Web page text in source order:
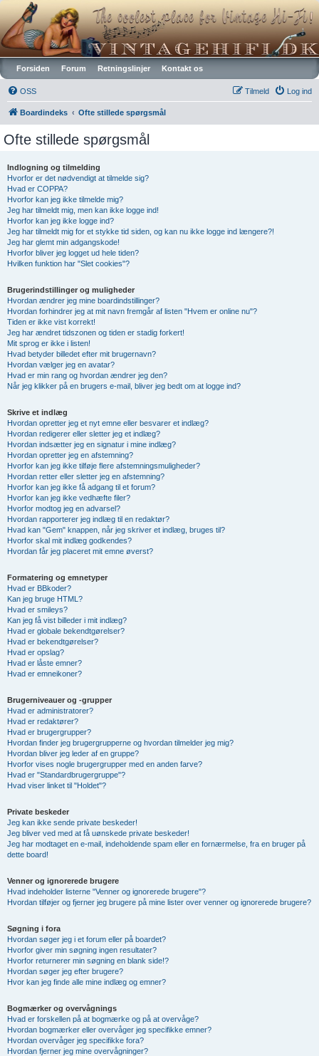
Vintagehifi.dk
Forsiden Forum Retningslinjer Kontakt os
OSS Log ind
Tilmeld
Boardindeks Ofte stillede spørgsmål
Ofte stillede spørgsmål
Indlogning og tilmelding
Hvorfor er det nødvendigt at tilmelde sig?
Hvad er COPPA?
Hvorfor kan jeg ikke tilmelde mig?
Jeg har tilmeldt mig, men kan ikke logge ind!
Hvorfor kan jeg ikke logge ind?
Jeg har tilmeldt mig for et stykke tid siden, og kan nu ikke logge ind længere?!
Jeg har glemt min adgangskode!
Hvorfor bliver jeg logget ud hele tiden?
Hvilken funktion har "Slet cookies"?
Brugerindstillinger og muligheder
Hvordan ændrer jeg mine boardindstillinger?
Hvordan forhindrer jeg at mit navn fremgår af listen "Hvem er online nu"?
Tiden er ikke vist korrekt!
Jeg har ændret tidszonen og tiden er stadig forkert!
Mit sprog er ikke i listen!
Hvad betyder billedet efter mit brugernavn?
Hvordan vælger jeg en avatar?
Hvad er min rang og hvordan ændrer jeg den?
Når jeg klikker på en brugers e-mail, bliver jeg bedt om at logge ind?
Skrive et indlæg
Hvordan opretter jeg et nyt emne eller besvarer et indlæg?
Hvordan redigerer eller sletter jeg et indlæg?
Hvordan indsætter jeg en signatur i mine indlæg?
Hvordan opretter jeg en afstemning?
Hvorfor kan jeg ikke tilføje flere afstemningsmuligheder?
Hvordan retter eller sletter jeg en afstemning?
Hvorfor kan jeg ikke få adgang til et forum?
Hvorfor kan jeg ikke vedhæfte filer?
Hvorfor modtog jeg en advarsel?
Hvordan rapporterer jeg indlæg til en redaktør?
Hvad kan "Gem" knappen, når jeg skriver et indlæg, bruges til?
Hvorfor skal mit indlæg godkendes?
Hvordan får jeg placeret mit emne øverst?
Formatering og emnetyper
Hvad er BBkoder?
Kan jeg bruge HTML?
Hvad er smileys?
Kan jeg få vist billeder i mit indlæg?
Hvad er globale bekendtgørelser?
Hvad er bekendtgørelser?
Hvad er opslag?
Hvad er låste emner?
Hvad er emneikoner?
Brugerniveauer og -grupper
Hvad er administratorer?
Hvad er redaktører?
Hvad er brugergrupper?
Hvordan finder jeg brugergrupperne og hvordan tilmelder jeg mig?
Hvordan bliver jeg leder af en gruppe?
Hvorfor vises nogle brugergrupper med en anden farve?
Hvad er "Standardbrugergruppe"?
Hvad viser linket til "Holdet"?
Private beskeder
Jeg kan ikke sende private beskeder!
Jeg bliver ved med at få uønskede private beskeder!
Jeg har modtaget en e-mail, indeholdende spam eller en fornærmelse, fra en bruger på
dette board!
Venner og ignorerede brugere
Hvad indeholder listerne "Venner og ignorerede brugere"?
Hvordan tilføjer og fjerner jeg brugere på mine lister over venner og ignorerede brugere?
Søgning i fora
Hvordan søger jeg i et forum eller på boardet?
Hvorfor giver min søgning ingen resultater?
Hvorfor returnerer min søgning en blank side!?
Hvordan søger jeg efter brugere?
Hvor kan jeg finde alle mine indlæg og emner?
Bogmærker og overvågnings
Hvad er forskellen på at bogmærke og på at overvåge?
Hvordan bogmærker eller overvåger jeg specifikke emner?
Hvordan overvåger jeg specifikke fora?
Hvordan fjerner jeg mine overvågninger?